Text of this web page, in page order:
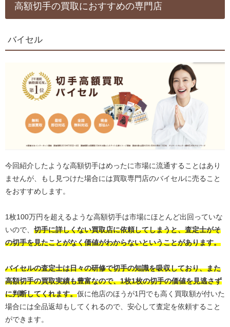
高額切手の買取におすすめの専門店
バイセル
今回紹介したような高額切手はめったに市場に流通することはあり
ませんが、もし見つけた場合には買取専門店のバイセルに売ること
をおすすめします。
1枚100万円を超えるような高額切手は市場にほとんど出回っていな
いので、 切手に詳しくない買取店に依頼してしまうと、査定士がそ
の切手を見たことがなく価値がわからないということがあります。
バイセルの査定士は日々の研修で切手の知識を吸収しており、また
高額切手の買取実績も豊富なので、1枚1枚の切手の価値を見逃さず
に判断してくれます。仮に他店のほうが1円でも高く買取額が付いた
場合には全品返却もしてくれるので、安心して査定を依頼すること
ができます。